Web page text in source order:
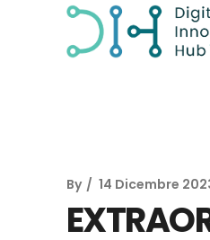
By 14 Dicembre